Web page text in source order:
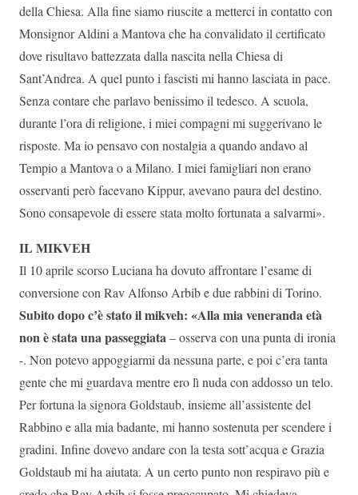
della Chiesa. Alla fine siamo riuscite a metterci in contatto con
Monsignor Aldini a Mantova che ha convalidato il certificato
dove risultavo battezzata dalla nascita nella Chiesa di
Sant’Andrea. A quel punto i fascisti mi hanno lasciata in pace.
Senza contare che parlavo benissimo il tedesco. A scuola,
durante l’ora di religione, i miei compagni mi suggerivano le
risposte. Ma io pensavo con nostalgia a quando andavo al
Tempio a Mantova o a Milano. I miei famigliari non erano
osservanti però facevano Kippur, avevano paura del destino.
Sono consapevole di essere stata molto fortunata a salvarmi».
IL MIKVEH
Il 10 aprile scorso Luciana ha dovuto affrontare l’esame di
conversione con Rav Alfonso Arbib e due rabbini di Torino.
Subito dopo c’è stato il mikveh: «Alla mia veneranda età
non è stata una passeggiata– osserva con una punta di ironia
-. Non potevo appoggiarmi da nessuna parte, e poi c’era tanta
gente che mi guardava mentre ero lì nuda con addosso un telo.
Per fortuna la signora Goldstaub, insieme all’assistente del
Rabbino e alla mia badante, mi hanno sostenuta per scendere i
gradini. Infine dovevo andare con la testa sott’acqua e Grazia
Goldstaub mi ha aiutata. A un certo punto non respiravo più e